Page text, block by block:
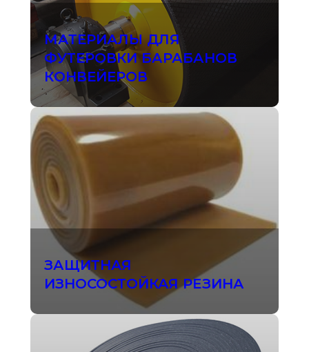
МАТЕРИАЛЫ ДЛЯ
ФУТЕРОВКИ БАРАБАНОВ
КОНВЕЙЕРОВ
ЗАЩИТНАЯ
ИЗНОСОСТОЙКАЯ РЕЗИНА